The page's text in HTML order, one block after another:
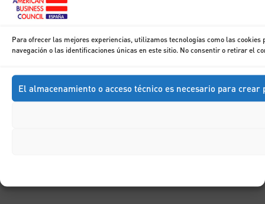
Para ofrecer las mejores experiencias, utilizamos tecnologías como las
navegación o las identificaciones únicas en este sitio. No consentir o retirar el
El almacenamiento o acceso técnico es necesario para
El Mundo
15
Marhuenda